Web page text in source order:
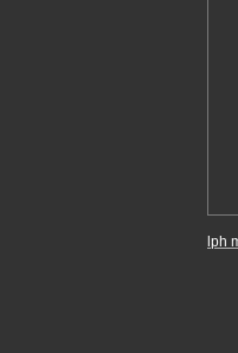
lph